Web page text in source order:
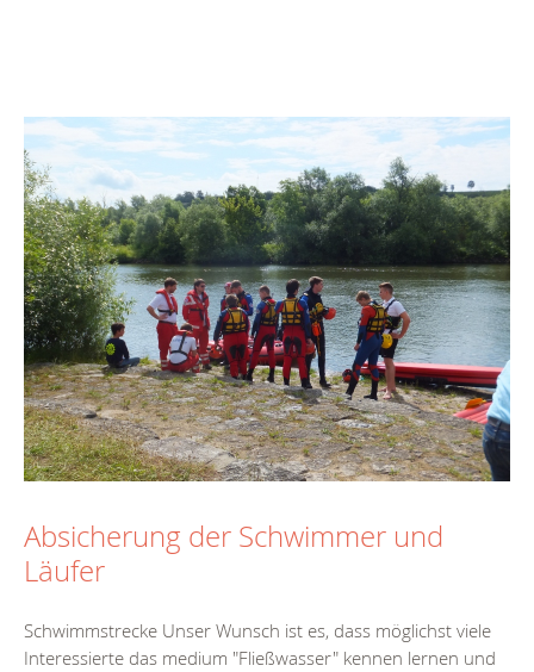
Absicherung der Schwimmer und
Läufer
Schwimmstrecke Unser Wunsch ist es, dass möglichst viele
Interessierte das medium "Fließwasser" kennen lernen und